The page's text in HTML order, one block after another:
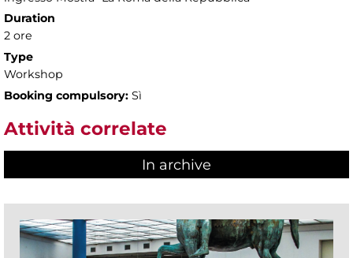
Duration
2 ore
Type
Workshop
Booking compulsory: Sì
Attività correlate
In archive